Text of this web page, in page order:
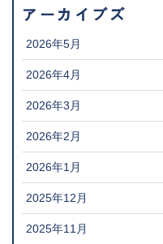
アーカイブズ
2026年5月
2026年4月
2026年3月
2026年2月
2026年1月
2025年12月
2025年11月